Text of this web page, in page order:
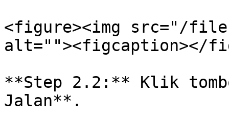
<figure><img src="/
alt=""><figcaption></
**Step 2.2:** Klik
Jalan**.